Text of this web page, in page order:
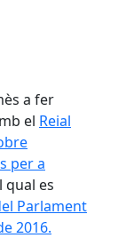
a fer
el Reial
per a
qual es
Parlament
2016.